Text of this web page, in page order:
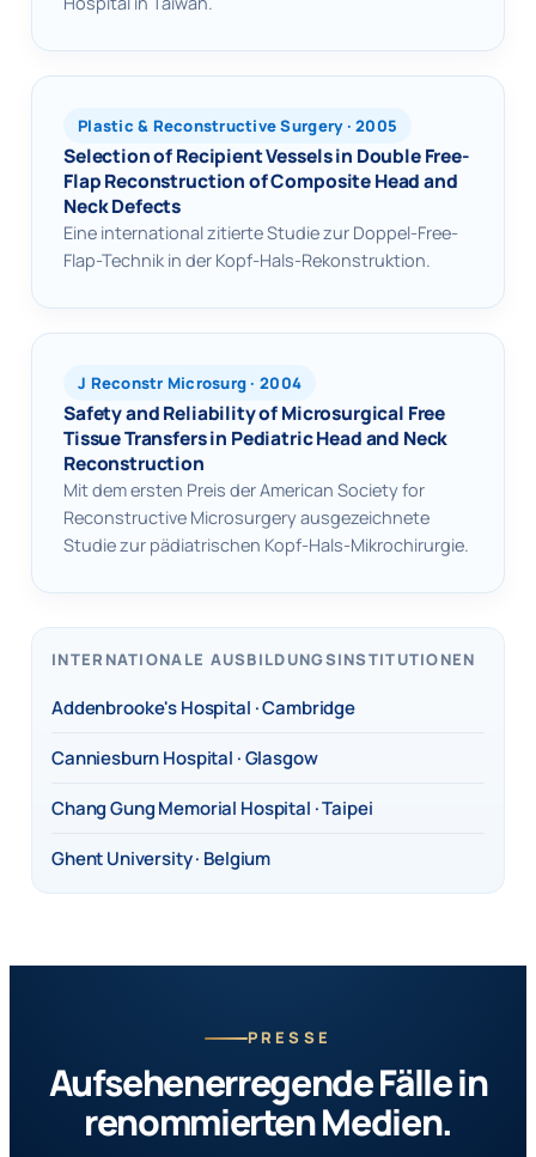
Plastic & Reconstructive Surgery · 2005
Selection of Recipient Vessels in Double Free-
Flap Reconstruction of Composite Head and
Neck Defects
Eine international zitierte Studie zur Doppel-Free-
Flap-Technik in der Kopf-Hals-Rekonstruktion.
J Reconstr Microsurg · 2004
Safety and Reliability of Microsurgical Free
Tissue Transfers in Pediatric Head and Neck
Reconstruction
Mit dem ersten Preis der American Society for
Reconstructive Microsurgery ausgezeichnete
Studie zur pädiatrischen Kopf-Hals-Mikrochirurgie.
INTERNATIONALE AUSBILDUNGSINSTITUTIONEN
Addenbrooke's Hospital · Cambridge
Canniesburn Hospital · Glasgow
Chang Gung Memorial Hospital · Taipei
Ghent University · Belgium
PRESSE
Aufsehenerregende Fälle in
renommierten Medien.